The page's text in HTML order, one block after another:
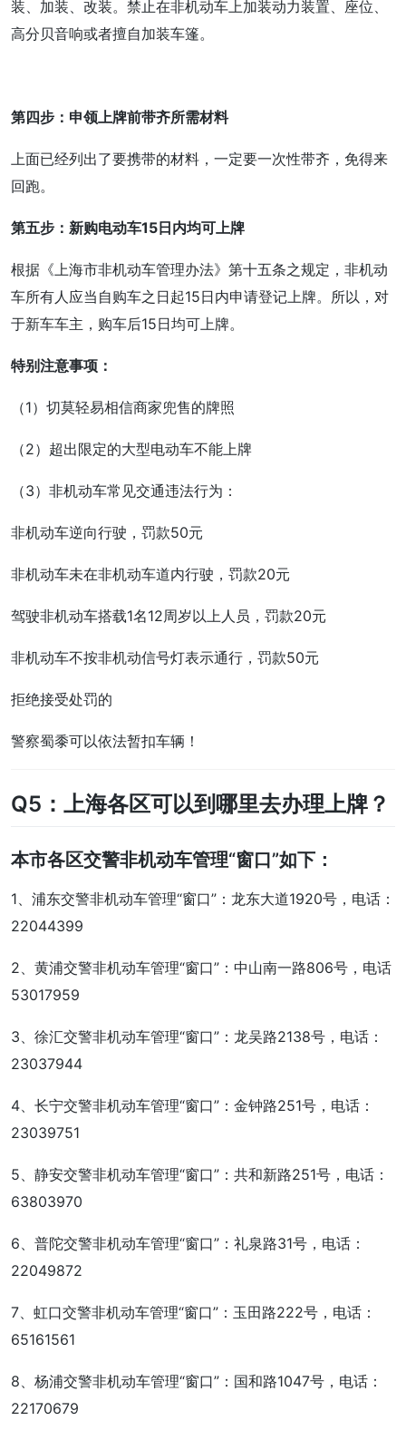
装、加装、改装。禁止在非机动车上加装动力装置、座位、
高分贝音响或者擅自加装车篷。
第四步：申领上牌前带齐所需材料
上面已经列出了要携带的材料，一定要一次性带齐，免得来
回跑。
第五步：新购电动车15日内均可上牌
根据《上海市非机动车管理办法》第十五条之规定，非机动
车所有人应当自购车之日起15日内申请登记上牌。所以，对
于新车车主，购车后15日均可上牌。
特别注意事项：
（1）切莫轻易相信商家兜售的牌照
（2）超出限定的大型电动车不能上牌
（3）非机动车常见交通违法行为：
非机动车逆向行驶，罚款50元
非机动车未在非机动车道内行驶，罚款20元
驾驶非机动车搭载1名12周岁以上人员，罚款20元
非机动车不按非机动信号灯表示通行，罚款50元
拒绝接受处罚的
警察蜀黍可以依法暂扣车辆！
Q5：上海各区可以到哪里去办理上牌？
本市各区交警非机动车管理“窗口”如下：
1、浦东交警非机动车管理“窗口”：龙东大道1920号，电话：
22044399
2、黄浦交警非机动车管理“窗口”：中山南一路806号，电话
53017959
3、徐汇交警非机动车管理“窗口”：龙吴路2138号，电话：
23037944
4、长宁交警非机动车管理“窗口”：金钟路251号，电话：
23039751
5、静安交警非机动车管理“窗口”：共和新路251号，电话：
63803970
6、普陀交警非机动车管理“窗口”：礼泉路31号，电话：
22049872
7、虹口交警非机动车管理“窗口”：玉田路222号，电话：
65161561
8、杨浦交警非机动车管理“窗口”：国和路1047号，电话：
22170679